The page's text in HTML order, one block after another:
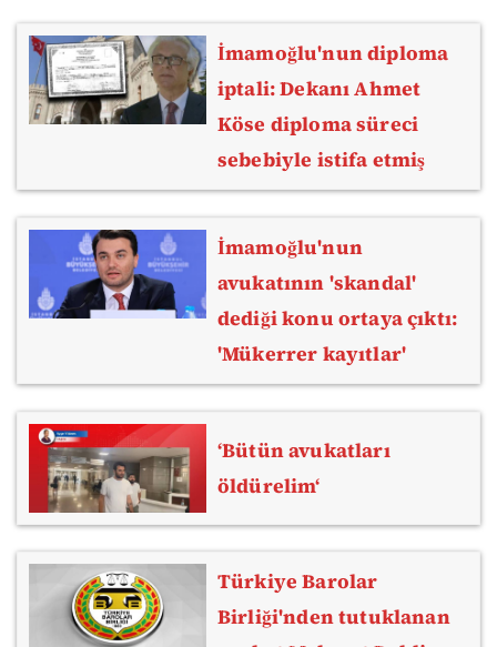
İmamoğlu'nun diploma
iptali: Dekanı Ahmet
Köse diploma süreci
sebebiyle istifa etmiş
İmamoğlu'nun
avukatının 'skandal'
dediği konu ortaya çıktı:
'Mükerrer kayıtlar'
‘Bütün avukatları
öldürelim‘
Türkiye Barolar
Birliği'nden tutuklanan